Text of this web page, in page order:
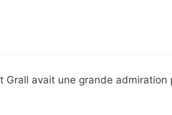
Grall avait une grande admiration